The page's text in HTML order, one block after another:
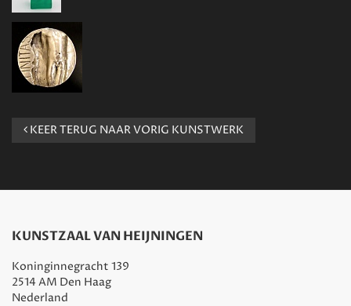
KEER TERUG NAAR VORIG KUNSTWERK
KUNSTZAAL VAN HEIJNINGEN
Koninginnegracht 139
2514 AM Den Haag
Nederland